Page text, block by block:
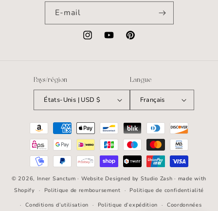
E-mail
InstagramYouTubePinterest
Pays/région
États-Unis | USD $
Langue
Français
Moyens
paiement
© 2026, Inner Sanctum · Website Designed by Studio Zash · made with
Shopify
Politique de remboursement
Politique de confidentialité
Conditions d’utilisation
Politique d’expédition Coordonnées